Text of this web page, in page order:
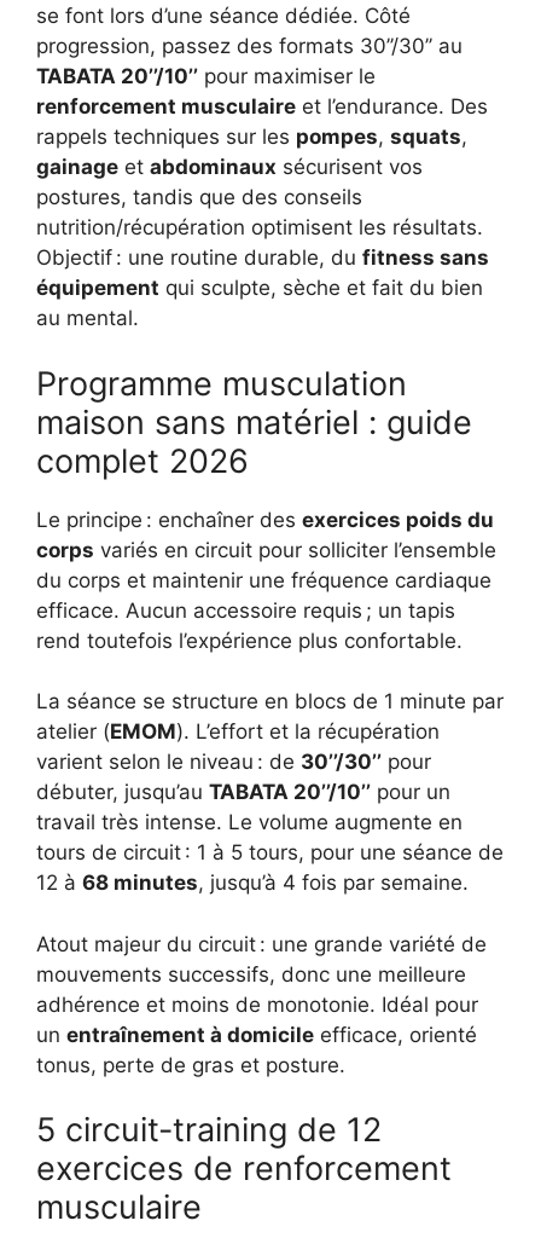
se font lors d’une séance dédiée. Côté
progression, passez des formats 30’’/30’’ au
TABATA 20’’/10’’ pour maximiser le
renforcement musculaire et l’endurance. Des
rappels techniques sur les pompes, squats,
gainage et abdominaux sécurisent vos
postures, tandis que des conseils
nutrition/récupération optimisent les résultats.
Objectif : une routine durable, du fitness sans
équipement qui sculpte, sèche et fait du bien
au mental.
Programme musculation
maison sans matériel : guide
complet 2026
Le principe : enchaîner des exercices poids du
corps variés en circuit pour solliciter l’ensemble
du corps et maintenir une fréquence cardiaque
efficace. Aucun accessoire requis ; un tapis
rend toutefois l’expérience plus confortable.
La séance se structure en blocs de 1 minute par
atelier (EMOM). L’effort et la récupération
varient selon le niveau : de 30’’/30’’ pour
débuter, jusqu’au TABATA 20’’/10’’ pour un
travail très intense. Le volume augmente en
tours de circuit : 1 à 5 tours, pour une séance de
12 à 68 minutes, jusqu’à 4 fois par semaine.
Atout majeur du circuit : une grande variété de
mouvements successifs, donc une meilleure
adhérence et moins de monotonie. Idéal pour
un entraînement à domicile efficace, orienté
tonus, perte de gras et posture.
5 circuit-training de 12
exercices de renforcement
musculaire